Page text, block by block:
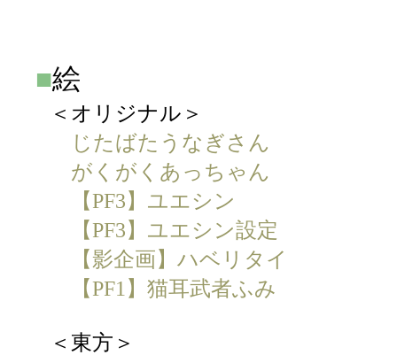
■絵
＜オリジナル＞
じたばたうなぎさん
がくがくあっちゃん
【PF3】ユエシン
【PF3】ユエシン設定
【影企画】ハベリタイ
【PF1】猫耳武者ふみ
＜東方＞